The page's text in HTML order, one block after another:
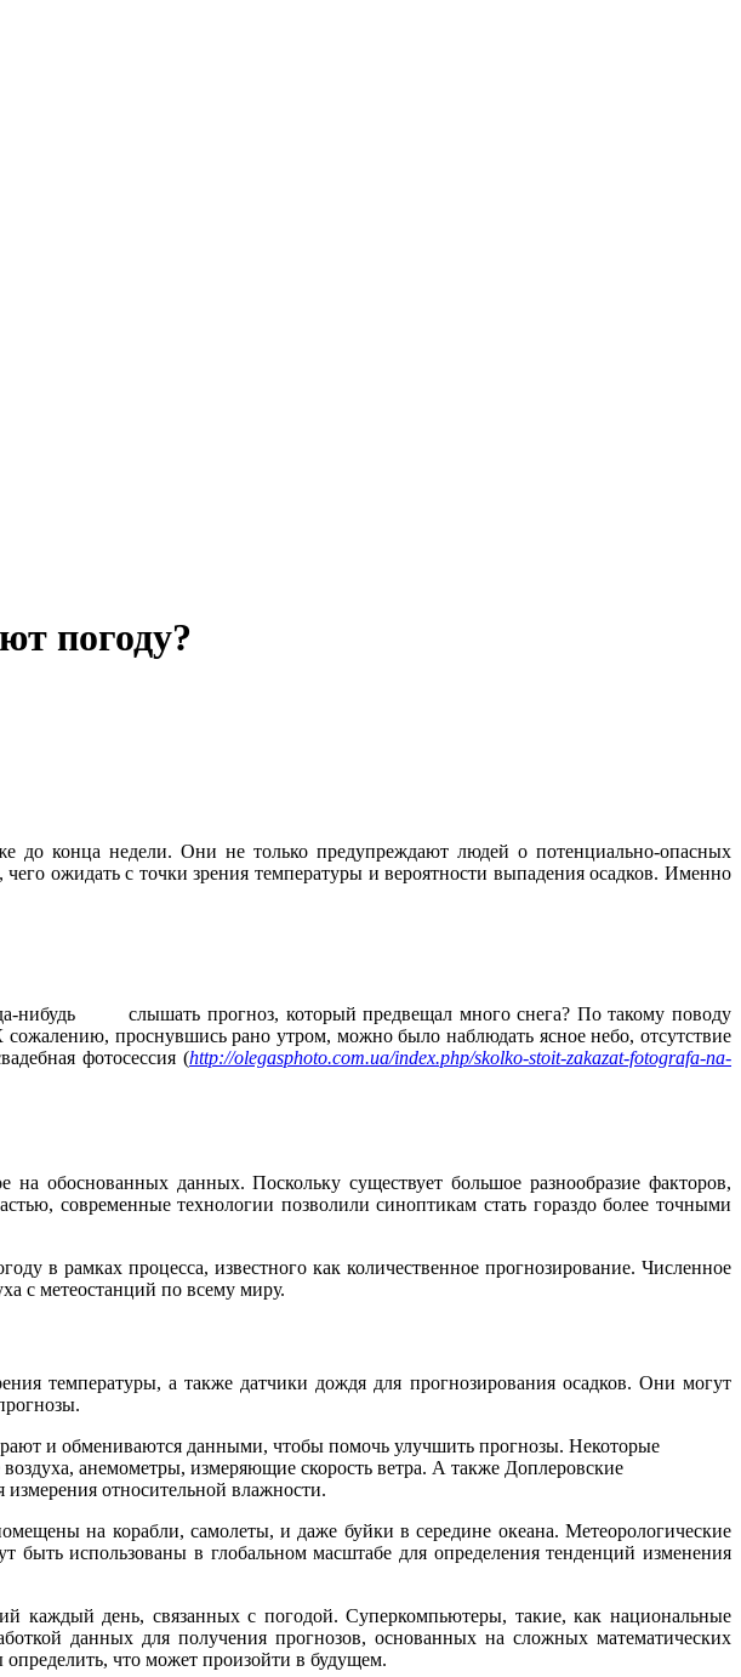
погоду?
до конца недели. Они не только предупреждают людей о потенциально-опасных
ожидать с точки зрения температуры и вероятности выпадения осадков. Именно
нибудьслышать прогноз, который предвещал много снега? По такому поводу
проснувшись рано утром, можно было наблюдать ясное небо, отсутствие
фотосессия (http://olegasphoto.com.ua/index.php/skolko-stoit-zakazat-fotografa-na-
обоснованных данных. Поскольку существует большое разнообразие факторов,
современные технологии позволили синоптикам стать гораздо более точными
в рамках процесса, известного как количественное прогнозирование. Численное
с метеостанций по всему миру.
температуры, а также датчики дождя для прогнозирования осадков. Они могут
и обмениваются данными, чтобы помочь улучшить прогнозы. Некоторые
анемометры, измеряющие скорость ветра. А также Доплеровские
относительной влажности.
на корабли, самолеты, и даже буйки в середине океана. Метеорологические
использованы в глобальном масштабе для определения тенденций изменения
каждый день, связанных с погодой. Суперкомпьютеры, такие, как национальные
данных для получения прогнозов, основанных на сложных математических
что может произойти в будущем.